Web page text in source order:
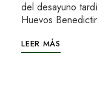
del desayuno
Huevos
LEER MÁS